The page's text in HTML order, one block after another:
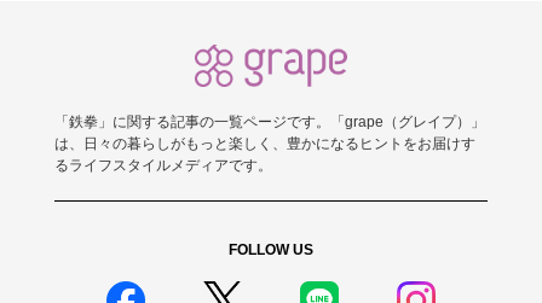
「鉄拳」に関する記事の一覧ページです。「grape（グレイプ）」
は、日々の暮らしがもっと楽しく、豊かになるヒントをお届けす
るライフスタイルメディアです。
FOLLOW US